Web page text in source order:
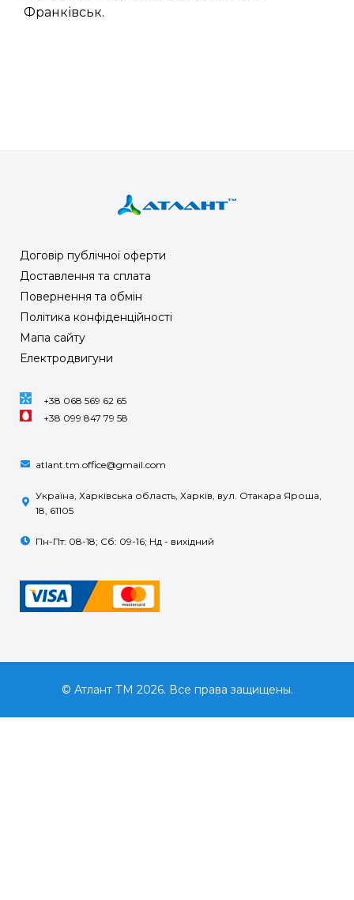
Франківськ.
Договір публічної оферти
Доставлення та сплата
Повернення та обмін
Політика конфіденційності
Мапа сайту
Електродвигуни
+38 068 569 62 65
+38 099 847 79 58
atlant.tm.office@gmail.com
Україна, Харківська область, Харків, вул. Отакара Яроша,
18, 61105
Пн-Пт: 08-18; Сб: 09-16; Нд - вихідний
© Атлант ТМ 2026. Все права защищены.